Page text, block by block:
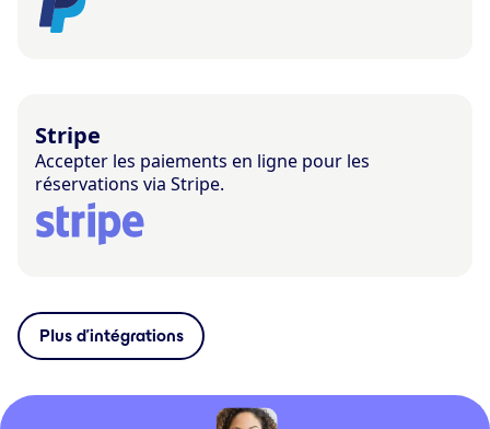
Stripe
Accepter les paiements en ligne pour les
réservations via Stripe.
Plus d’intégrations